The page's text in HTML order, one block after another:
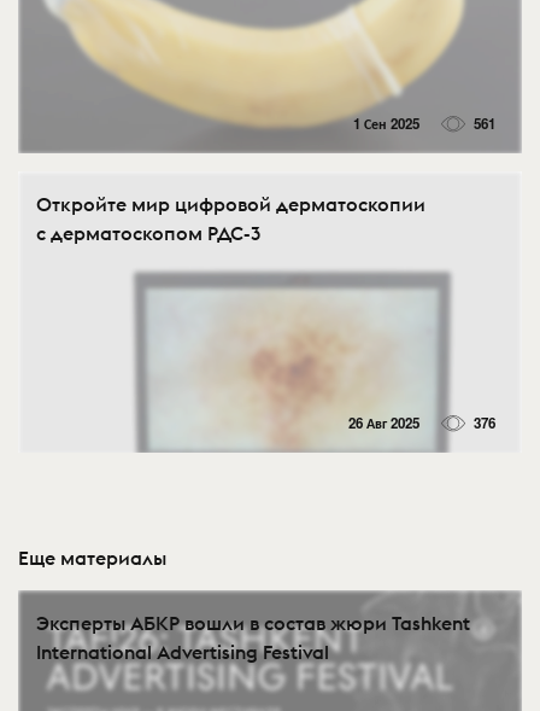
1 Сен 2025 561
Откройте мир цифровой дерматоскопии
с дерматоскопом РДС-3
26 Авг 2025 376
Еще материалы
Эксперты АБКР вошли в состав жюри Tashkent
International Advertising Festival